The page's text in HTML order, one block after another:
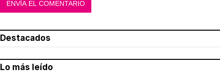
Destacados
Lo más leído